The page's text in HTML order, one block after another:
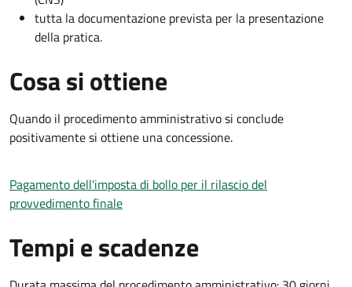
tutta la documentazione prevista per la presentazione
della pratica.
Cosa si ottiene
Quando il procedimento amministrativo si conclude
positivamente si ottiene una concessione.
Pagamento dell'imposta di bollo per il rilascio del
provvedimento finale
Tempi e scadenze